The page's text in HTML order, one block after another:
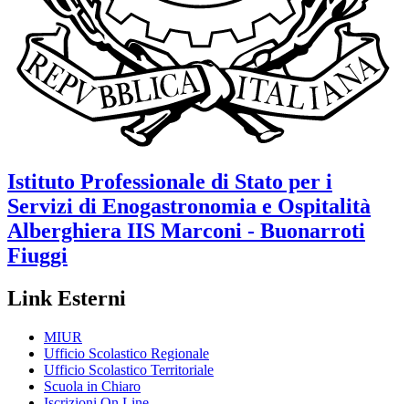
Istituto Professionale di Stato per i
Servizi di Enogastronomia e Ospitalità
Alberghiera IIS Marconi - Buonarroti
Fiuggi
Link Esterni
MIUR
Ufficio Scolastico Regionale
Ufficio Scolastico Territoriale
Scuola in Chiaro